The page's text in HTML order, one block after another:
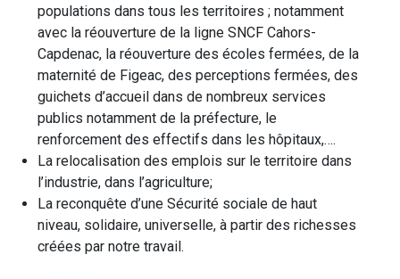
populations dans tous les territoires ; notamment
avec la réouverture de la ligne SNCF Cahors-
Capdenac, la réouverture des écoles fermées, de la
maternité de Figeac, des perceptions fermées, des
guichets d’accueil dans de nombreux services
publics notamment de la préfecture, le
renforcement des effectifs dans les hôpitaux,….
La relocalisation des emplois sur le territoire dans
l’industrie, dans l’agriculture;
La reconquête d’une Sécurité sociale de haut
niveau, solidaire, universelle, à partir des richesses
créées par notre travail.